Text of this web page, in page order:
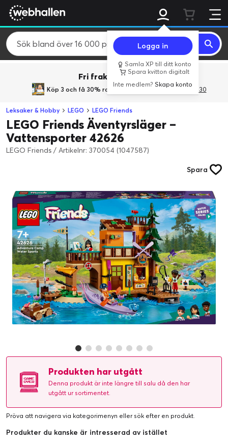
Logga in
Samla XP till ditt konto
Spara kvitton digitalt
Inte medlem?Skapa konto
Fri frakt över 800 kr.
Köp 3 och få 30% rabatt med rabattkoden 3Gives30
Leksaker & Hobby LEGO LEGO Friends
LEGO Friends Äventyrsläger –
Vattensporter 42626
LEGO Friends / Artikelnr: 370054 (1047587)
Spara
Produkten har utgått
Denna produkt är inte längre till salu då den har
utgått ur sortimentet.
Pröva att navigera via kategorimenyn eller sök efter en produkt.
Produkter du kanske är intresserad av istället